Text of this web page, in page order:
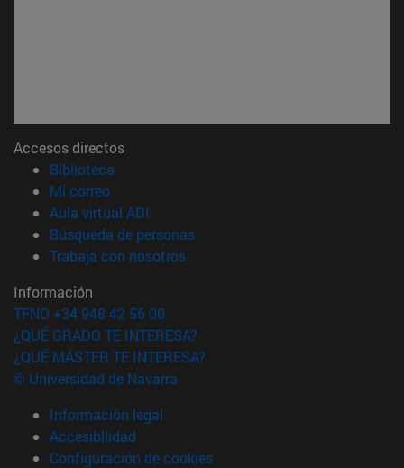
Accesos directos
Biblioteca
Mi correo(abre en nueva ventana)
Aula virtual ADI
Búsqueda de personas(abre en nueva ventana)
Trabaja con nosotros(abre en nueva ventana)
Información
TFNO +34 948 42 56 00
¿QUÉ GRADO TE INTERESA?
¿QUÉ MÁSTER TE INTERESA?
© Universidad de Navarra
Información legal
Accesibilidad
Configuración de cookies